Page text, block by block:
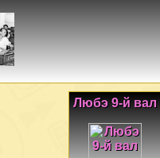
Любэ 9-й вал